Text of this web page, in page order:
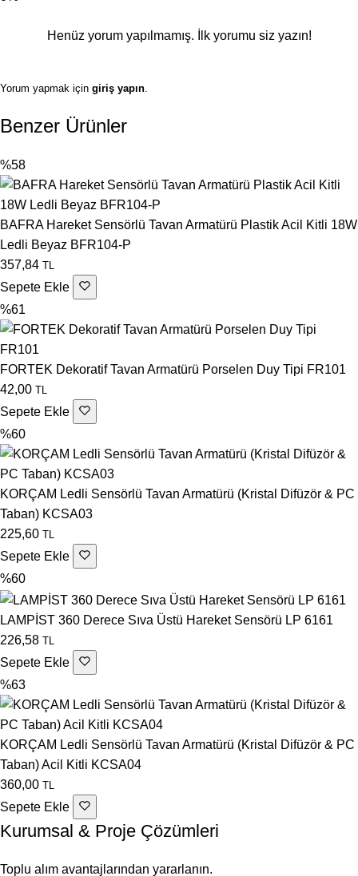
Henüz yorum yapılmamış. İlk yorumu siz yazın!
Yorum yapmak için giriş yapın.
Benzer Ürünler
%58
BAFRA Hareket Sensörlü Tavan Armatürü Plastik Acil Kitli 18W
Ledli Beyaz BFR104-P
357,84 TL
Sepete Ekle
%61
FORTEK Dekoratif Tavan Armatürü Porselen Duy Tipi FR101
42,00 TL
Sepete Ekle
%60
KORÇAM Ledli Sensörlü Tavan Armatürü (Kristal Difüzör & PC
Taban) KCSA03
225,60 TL
Sepete Ekle
%60
LAMPİST 360 Derece Sıva Üstü Hareket Sensörü LP 6161
226,58 TL
Sepete Ekle
%63
KORÇAM Ledli Sensörlü Tavan Armatürü (Kristal Difüzör & PC
Taban) Acil Kitli KCSA04
360,00 TL
Sepete Ekle
Kurumsal & Proje Çözümleri
Toplu alım avantajlarından yararlanın.